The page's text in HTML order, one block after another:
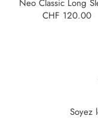
Neo Classic Long
CHF 120.00
Soyez